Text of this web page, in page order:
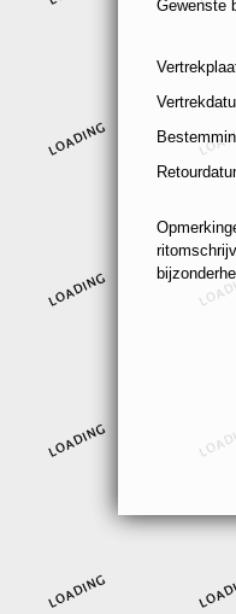
Gewenste